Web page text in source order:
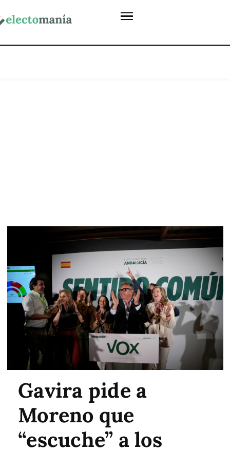
Gavira pide a
Moreno que
“escuche” a los